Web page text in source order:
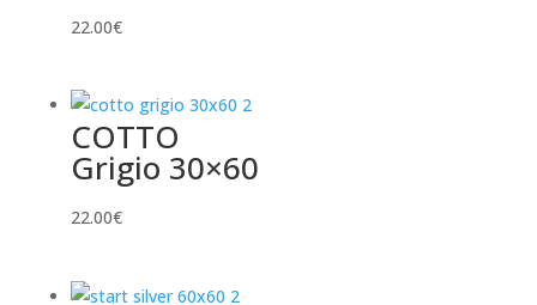
22.00€
COTTO
Grigio 30×60
22.00€